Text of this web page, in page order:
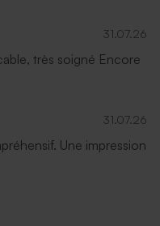
31.07.26
très soigné Encore
31.07.26
Une impression